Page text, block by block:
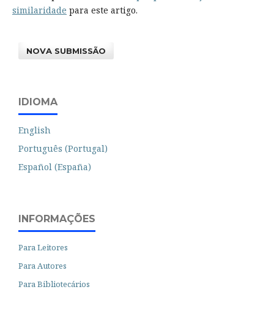
similaridade para este artigo.
NOVA SUBMISSÃO
IDIOMA
English
Português (Portugal)
Español (España)
INFORMAÇÕES
Para Leitores
Para Autores
Para Bibliotecários